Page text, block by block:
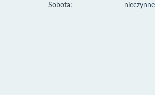
Sobota:
nieczynne